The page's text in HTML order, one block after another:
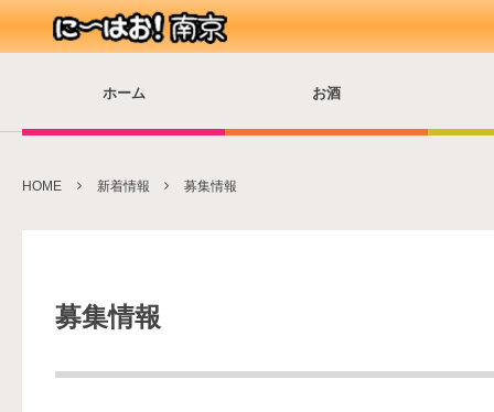
ホーム お酒
HOME 新着情報 募集情報
募集情報